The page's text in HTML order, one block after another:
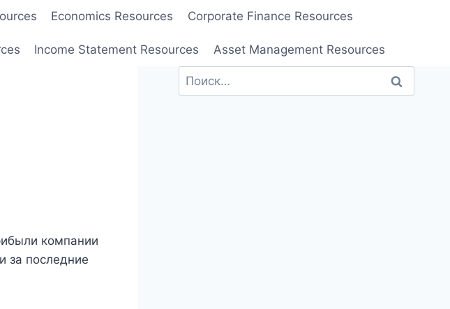
Economics Resources Corporate Finance Resources
Income Statement Resources Asset Management Resources
компании
за последние
Найти: